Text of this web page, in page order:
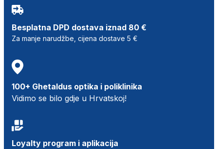
Besplatna DPD dostava iznad 80 €
Za manje narudžbe, cijena dostave 5 €
100+ Ghetaldus optika i poliklinika
Vidimo se bilo gdje u Hrvatskoj!
Loyalty program i aplikacija